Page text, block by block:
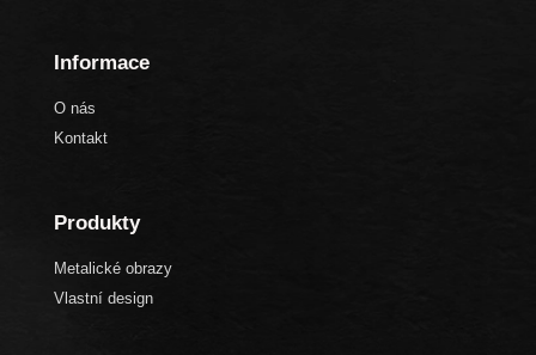
Informace
O nás
Kontakt
Produkty
Metalické obrazy
Vlastní design